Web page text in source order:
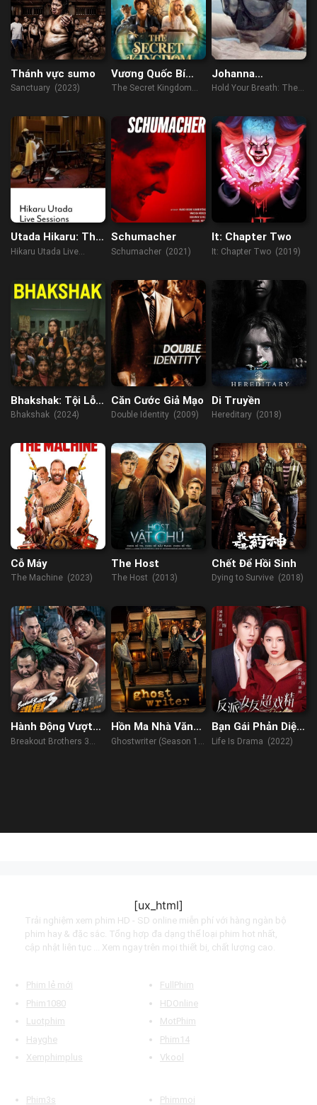
Thánh vực sumo
Sanctuary (2023)
Vương Quốc Bí
Mật
The Secret Kingdom
Johanna
Nordblad: Lặn
Hold Your Breath: The
Utada Hikaru: Thu
âm trực tiếp từ Air
Hikaru Utada Live
Schumacher
Schumacher (2021)
It: Chapter Two
It: Chapter Two (2019)
Bhakshak: Tội Lỗi
Làm Ngơ
Bhakshak (2024)
Căn Cước Giả Mạo
Double Identity (2009)
Di Truyền
Hereditary (2018)
Cỗ Máy
The Machine (2023)
The Host
The Host (2013)
Chết Để Hồi Sinh
Dying to Survive (2018)
Hành Động Vượt
Ngục 3
Breakout Brothers 3
Hồn Ma Nhà Văn
(Phần 1)
Ghostwriter (Season 1)
Bạn Gái Phản Diện
Diễn Siêu Sâu
Life Is Drama (2022)